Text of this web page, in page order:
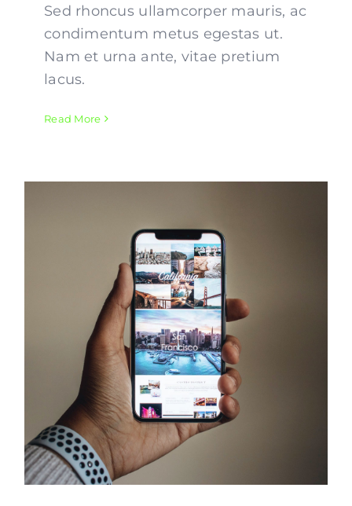
Sed rhoncus ullamcorper mauris, ac
condimentum metus egestas ut.
Nam et urna ante, vitae pretium
lacus.
Read More